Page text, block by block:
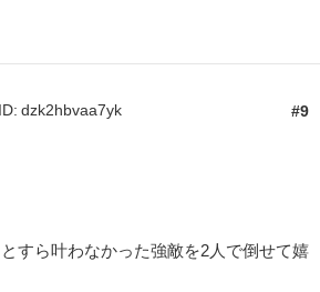
9
ID: dzk2hbvaa7yk
すら叶わなかった強敵を2人で倒せて嬉